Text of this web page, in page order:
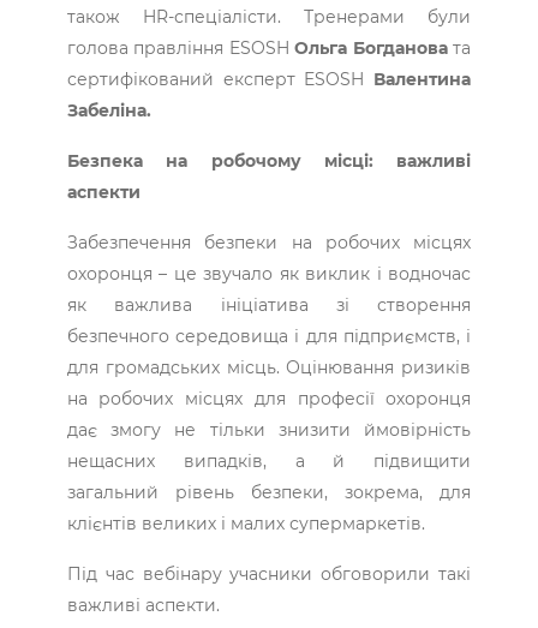
також HR-спеціалісти. Тренерами були
голова правління ESOSHОльга ­Богдановата
сертифікований експерт ESOSH Валентина
Забеліна.
Безпека на робочому місці: важливі
аспекти
Забезпечення безпеки на робочих місцях
охоронця – це звучало як виклик і водночас
як важлива ініціатива зі створення
безпечного середовища і для підприємств, і
для громадських місць. Оцінювання ­ризиків
на робочих місцях для професії охоронця
дає змогу не тільки знизити ймовірність
нещасних випадків, а й підвищити
загальний рівень безпеки, зокрема, для
клієнтів великих і малих супермаркетів.
Під час вебінару учасники обговорили такі
важливі аспекти.